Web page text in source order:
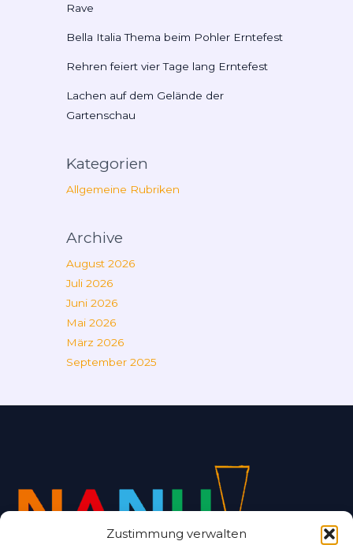
Zustimmung verwalten
Rave
Bella Italia Thema beim Pohler Erntefest
Rehren feiert vier Tage lang Erntefest
Lachen auf dem Gelände der
Gartenschau
Kategorien
Allgemeine Rubriken
Archive
August 2026
Juli 2026
Juni 2026
Mai 2026
März 2026
September 2025